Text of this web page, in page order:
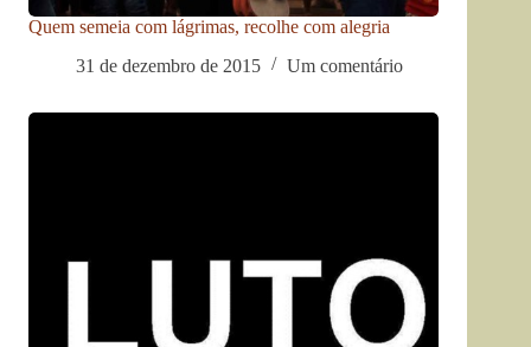
Quem semeia com lágrimas, recolhe com alegria
31 de dezembro de 2015
Um comentário